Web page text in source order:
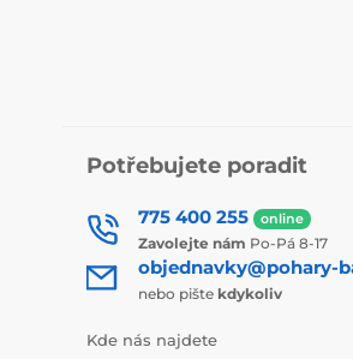
Potřebujete poradit
775 400 255 online
Zavolejte nám Po-Pá 8-17
objednavky@pohary-
nebo pište kdykoliv
Kde nás najdete